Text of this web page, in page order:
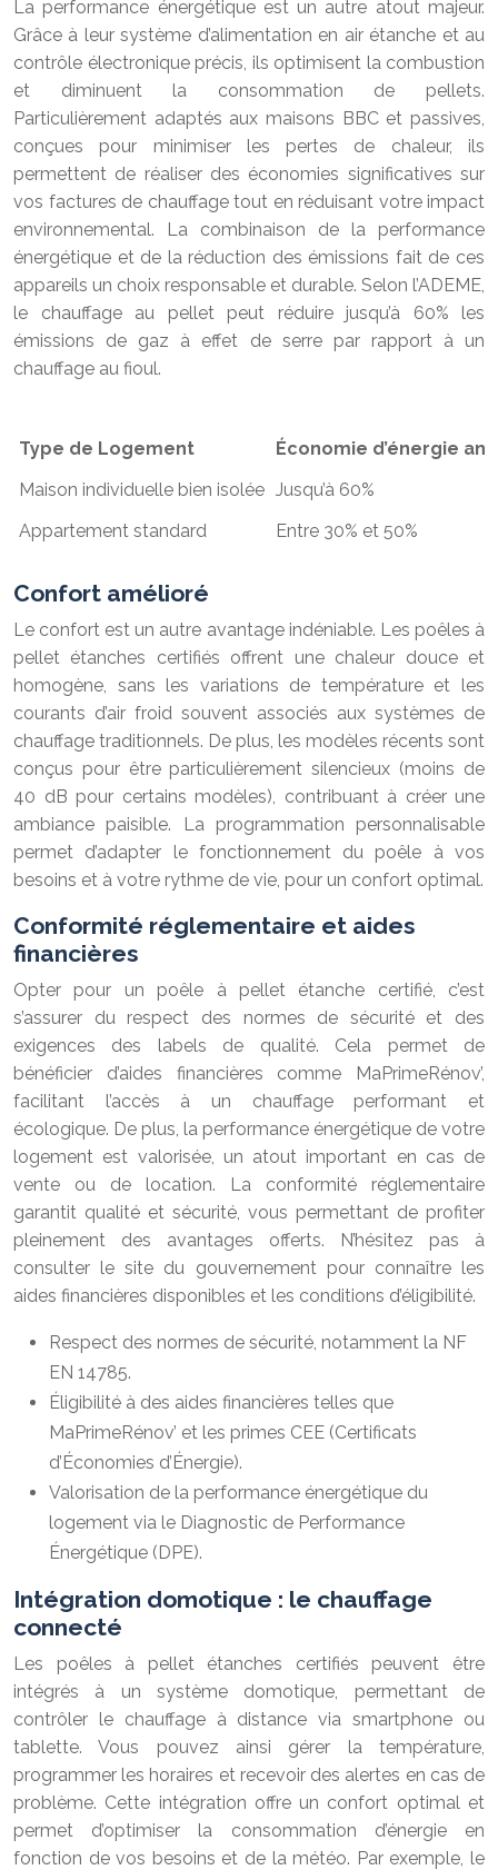
La performance énergétique est un autre atout majeur.
Grâce à leur système d’alimentation en air étanche et au
contrôle électronique précis, ils optimisent la combustion
et diminuent la consommation de pellets.
Particulièrement adaptés aux maisons BBC et passives,
conçues pour minimiser les pertes de chaleur, ils
permettent de réaliser des économies significatives sur
vos factures de chauffage tout en réduisant votre impact
environnemental. La combinaison de la performance
énergétique et de la réduction des émissions fait de ces
appareils un choix responsable et durable. Selon l’ADEME,
le chauffage au pellet peut réduire jusqu’à 60% les
émissions de gaz à effet de serre par rapport à un
chauffage au fioul.
Type de Logement
Économie d’énergie
Maison individuelle bien isolée Jusqu’à 60%
Appartement standard
Entre 30% et 50%
Confort amélioré
Le confort est un autre avantage indéniable. Les poêles à
pellet étanches certifiés offrent une chaleur douce et
homogène, sans les variations de température et les
courants d’air froid souvent associés aux systèmes de
chauffage traditionnels. De plus, les modèles récents sont
conçus pour être particulièrement silencieux (moins de
40 dB pour certains modèles), contribuant à créer une
ambiance paisible. La programmation personnalisable
permet d’adapter le fonctionnement du poêle à vos
besoins et à votre rythme de vie, pour un confort optimal.
Conformité réglementaire et aides
financières
Opter pour un poêle à pellet étanche certifié, c’est
s’assurer du respect des normes de sécurité et des
exigences des labels de qualité. Cela permet de
bénéficier d’aides financières comme MaPrimeRénov’,
facilitant l’accès à un chauffage performant et
écologique. De plus, la performance énergétique de votre
logement est valorisée, un atout important en cas de
vente ou de location. La conformité réglementaire
garantit qualité et sécurité, vous permettant de profiter
pleinement des avantages offerts. N’hésitez pas à
consulter le site du gouvernement pour connaître les
aides financières disponibles et les conditions d’éligibilité.
Respect des normes de sécurité, notamment la NF
EN 14785.
Éligibilité à des aides financières telles que
MaPrimeRénov’ et les primes CEE (Certificats
d’Économies d’Énergie).
Valorisation de la performance énergétique du
logement via le Diagnostic de Performance
Énergétique (DPE).
Intégration domotique : le chauffage
connecté
Les poêles à pellet étanches certifiés peuvent être
intégrés à un système domotique, permettant de
contrôler le chauffage à distance via smartphone ou
tablette. Vous pouvez ainsi gérer la température,
programmer les horaires et recevoir des alertes en cas de
problème. Cette intégration offre un confort optimal et
permet d’optimiser la consommation d’énergie en
fonction de vos besoins et de la météo. Par exemple, le